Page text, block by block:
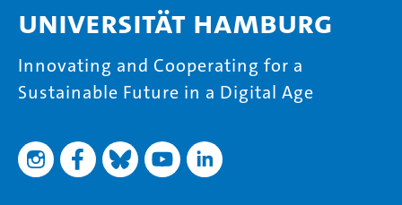
Universität Hamburg
Innovating and Cooperating for a
Sustainable Future in a Digital Age